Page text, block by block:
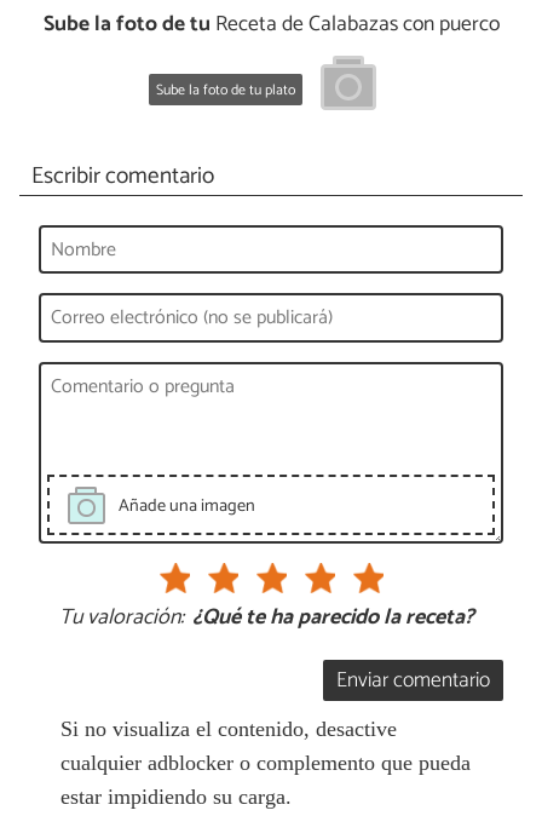
Sube la foto de tu Receta de Calabazas con puerco
Sube la foto de tu plato
Escribir comentario
Añade una imagen
Tu valoración: ¿Qué te ha parecido la receta?
Enviar comentario
Si no visualiza el contenido, desactive
cualquier adblocker o complemento que pueda
estar impidiendo su carga.